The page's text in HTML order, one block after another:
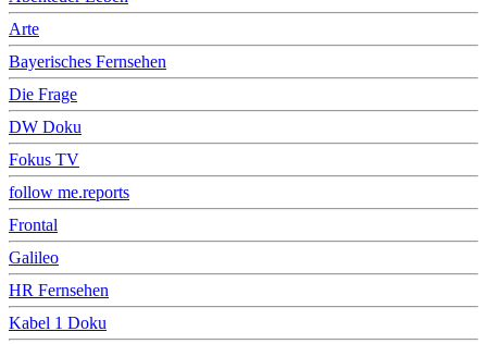
Arte
Bayerisches Fernsehen
Die Frage
DW Doku
Fokus TV
follow me.reports
Frontal
Galileo
HR Fernsehen
Kabel 1 Doku